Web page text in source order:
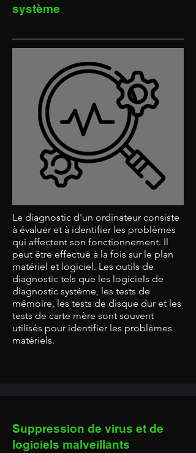
système
Le diagnostic d'un ordinateur consiste
à évaluer et à identifier les problèmes
qui affectent son fonctionnement. Il
peut être effectué à la fois sur le plan
matériel et logiciel. Les outils de
diagnostic tels que les logiciels de
diagnostic système, les tests de
mémoire, les tests de disque dur et les
tests de carte mère sont souvent
utilisés pour identifier les problèmes
matériels.
Suppression de virus et de
logiciels malveillants